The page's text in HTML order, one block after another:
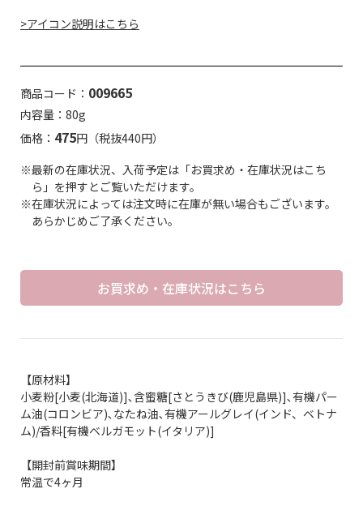
>アイコン説明はこちら
商品コード： 009665
内容量：80g
価格： 475円（税抜440円）
※最新の在庫状況、入荷予定は「お買求め・在庫状況はこち
ら」を押すとご覧いただけます。
※在庫状況によっては注文時に在庫が無い場合もございます。
あらかじめご了承ください。
お買求め・在庫状況はこちら
【原材料】
小麦粉[小麦(北海道)]､含蜜糖[さとうきび(鹿児島県)]､有機パー
ム油(コロンビア)､なたね油､有機アールグレイ(インド、ベトナ
ム)/香料[有機ベルガモット(イタリア)]
【開封前賞味期間】
常温で4ヶ月